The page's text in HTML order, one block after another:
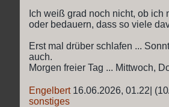
Ich weiß grad noch nicht, ob
oder bedauern, dass so viele
Erst mal drüber schlafen ...
auch.
Morgen freier Tag ... Mittwoch,
Engelbert 16.06.2026, 01.22
sonstiges